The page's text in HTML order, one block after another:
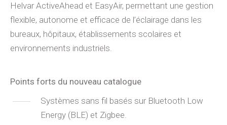
Helvar ActiveAhead et EasyAir, permettant une gestion
flexible, autonome et efficace de l’éclairage dans les
bureaux, hôpitaux, établissements scolaires et
environnements industriels.
Points forts du nouveau catalogue
Systèmes sans fil basés sur Bluetooth Low
Energy (BLE) et Zigbee.